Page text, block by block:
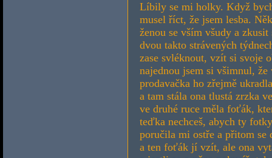
Líbily se mi holky. Když
musel říct, že jsem lesba.
ženou se vším všudy a
dvou takto strávených
zase svléknout, vzít si svoje
najednou jsem si všimnul,
prodavačka ho zřejmě
a tam stála ona tlustá zrzka
ve druhé ruce měla foťák,
teďka nechceš, abych ty
poručila mi ostře a přitom se
a ten foťák jí vzít, ale ona